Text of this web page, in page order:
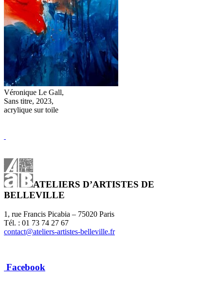
Véronique Le Gall,
Sans titre, 2023,
acrylique sur toile
ATELIERS D’ARTISTES DE
BELLEVILLE
1, rue Francis Picabia – 75020 Paris
Tél. : 01 73 74 27 67
contact@ateliers-artistes-belleville.fr
Facebook